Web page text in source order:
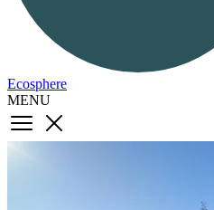
Ecosphere
MENU